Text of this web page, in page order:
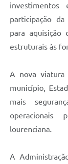
participação
para aquisição
estruturais às
A nova viatura
município,
mais
operacionais
lourenciana.
A